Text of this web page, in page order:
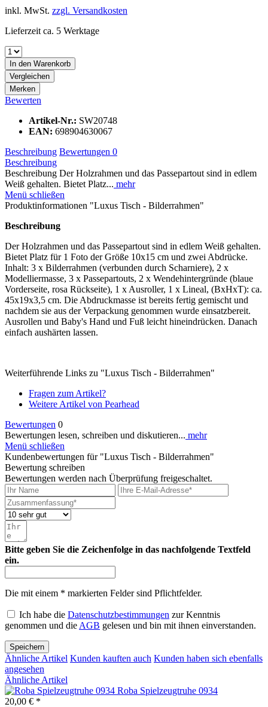
inkl. MwSt. zzgl. Versandkosten
Lieferzeit ca. 5 Werktage
In den Warenkorb
Vergleichen
Merken
Bewerten
Artikel-Nr.: SW20748
EAN: 698904630067
Beschreibung Bewertungen 0
Beschreibung
Beschreibung Der Holzrahmen und das Passepartout sind in edlem
Weiß gehalten. Bietet Platz... mehr
Menü schließen
Produktinformationen "Luxus Tisch - Bilderrahmen"
Beschreibung
Der Holzrahmen und das Passepartout sind in edlem Weiß gehalten.
Bietet Platz für 1 Foto der Größe 10x15 cm und zwei Abdrücke.
Inhalt: 3 x Bilderrahmen (verbunden durch Scharniere), 2 x
Modelliermasse, 3 x Passepartouts, 2 x Wendehintergründe (blaue
Vorderseite, rosa Rückseite), 1 x Ausroller, 1 x Lineal, (BxHxT): ca.
45x19x3,5 cm. Die Abdruckmasse ist bereits fertig gemischt und
nachdem sie aus der Verpackung genommen wurde einsatzbereit.
Ausrollen und Baby's Hand und Fuß leicht hineindrücken. Danach
einfach aushärten lassen.
Weiterführende Links zu "Luxus Tisch - Bilderrahmen"
Fragen zum Artikel?
Weitere Artikel von Pearhead
Bewertungen 0
Bewertungen lesen, schreiben und diskutieren... mehr
Menü schließen
Kundenbewertungen für "Luxus Tisch - Bilderrahmen"
Bewertung schreiben
Bewertungen werden nach Überprüfung freigeschaltet.
Bitte geben Sie die Zeichenfolge in das nachfolgende Textfeld
ein.
Die mit einem * markierten Felder sind Pflichtfelder.
Ich habe die Datenschutzbestimmungen zur Kenntnis
genommen und die AGB gelesen und bin mit ihnen einverstanden.
Speichern
Ähnliche Artikel Kunden kauften auch Kunden haben sich ebenfalls
angesehen
Ähnliche Artikel
Roba Spielzeugtruhe 0934
20,00 € *